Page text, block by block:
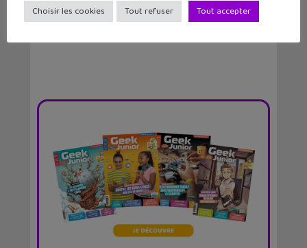
Choisir les cookies Tout refuser Tout accepter